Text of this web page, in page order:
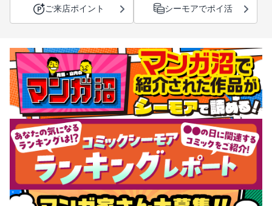
ご来店ポイント シーモアでポイ活